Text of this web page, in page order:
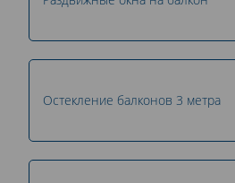
Остекление балконов 3 метра